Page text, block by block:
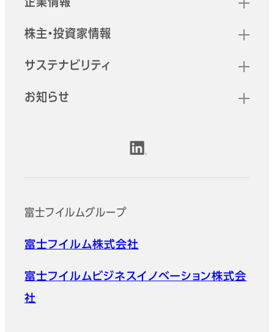
株主・投資家情報
サステナビリティ
お知らせ
富士フイルムグループ
富士フイルム株式会社
富士フイルムビジネスイノベーション株式会
社